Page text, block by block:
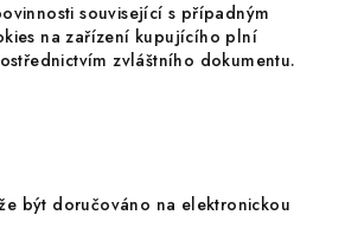
související s případným
na zařízení kupujícího plní
zvláštního dokumentu.
doručováno na elektronickou